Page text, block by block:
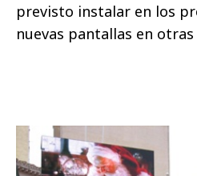
previsto instalar en los
nuevas pantallas en otras